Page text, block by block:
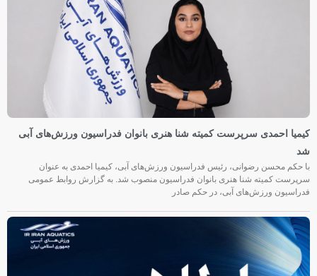
کیمیا احمدی سرپرست کمیته شنا هنری بانوان فدراسیون ورزش‌های آبی
شد
با حکم محسن رضوانی، رئیس فدراسیون ورزش‌های آبی، کیمیا احمدی به عنوان
سرپرست کمیته شنا هنری بانوان فدراسیون منصوب شد. به گزارش روابط عمومی
فدراسیون ورزش‌های آبی، در حکم صادر